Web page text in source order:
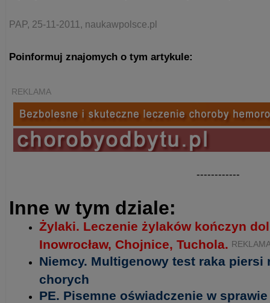
PAP, 25-11-2011, naukawpolsce.pl
Poinformuj znajomych o tym artykule:
REKLAMA
------------
Inne w tym dziale:
Żylaki. Leczenie żylaków kończyn
Inowrocław, Chojnice, Tuchola.
Niemcy. Multigenowy test raka piersi
chorych
PE. Pisemne oświadczenie w